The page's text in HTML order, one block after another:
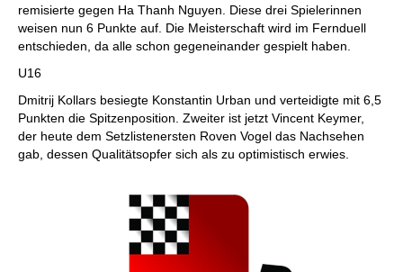
remisierte gegen Ha Thanh Nguyen. Diese drei Spielerinnen
weisen nun 6 Punkte auf. Die Meisterschaft wird im Fernduell
entschieden, da alle schon gegeneinander gespielt haben.
U16
Dmitrij Kollars besiegte Konstantin Urban und verteidigte mit 6,5
Punkten die Spitzenposition. Zweiter ist jetzt Vincent Keymer,
der heute dem Setzlistenersten Roven Vogel das Nachsehen
gab, dessen Qualitätsopfer sich als zu optimistisch erwies.